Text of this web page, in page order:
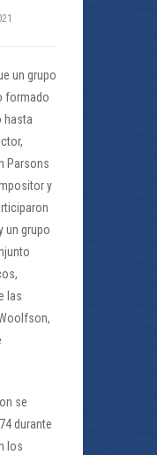
un grupo
formado
hasta
Parsons
y
un grupo
las
se
durante
los